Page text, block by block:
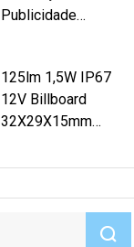
De 9 Mm
Publicidade
24LED/M IP67
Módulo De LED De
Borda
125lm 1,5W IP67
12V Billboard
32X29X15mm
LED Módulos Luz